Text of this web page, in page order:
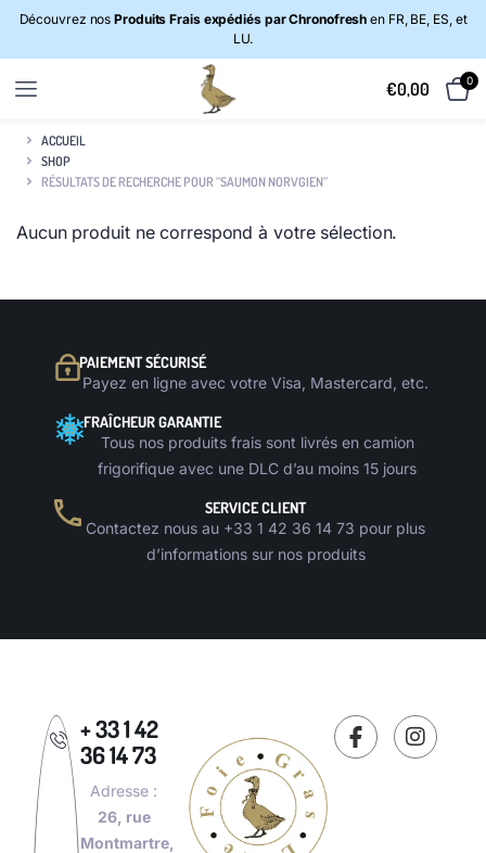
Découvrez nosProduits Frais expédiés par Chronofresh en FR, BE, ES, et
LU.
€0,00 0
ACCUEIL
SHOP
RÉSULTATS DE RECHERCHE POUR “SAUMON NORVGIEN”
Aucun produit ne correspond à votre sélection.
PAIEMENT SÉCURISÉ
Payez en ligne avec votre Visa, Mastercard, etc.
FRAÎCHEUR GARANTIE
Tous nos produits frais sont livrés en camion
frigorifique avec une DLC d’au moins 15 jours
SERVICE CLIENT
Contactez nous au +33 1 42 36 14 73 pour plus
d’informations sur nos produits
+ 33 1 42
36 14 73
Adresse :
26, rue
Montmartre,